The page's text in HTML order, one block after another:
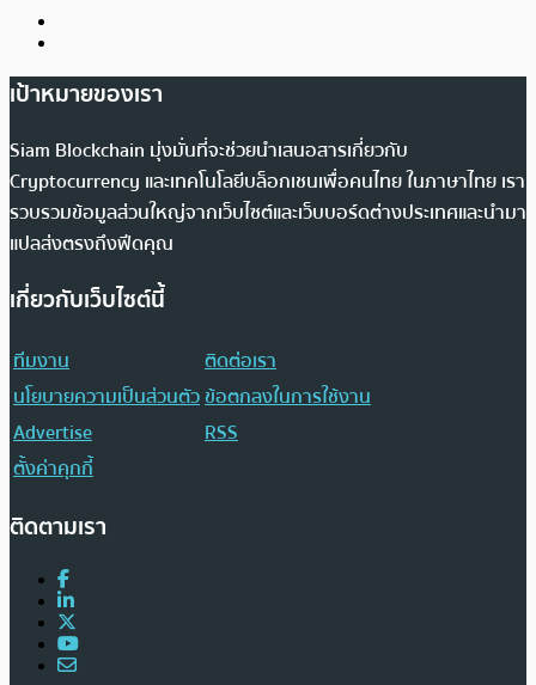
เป้าหมายของเรา
Siam Blockchain มุ่งมั่นที่จะช่วยนำเสนอสารเกี่ยวกับ
Cryptocurrency และเทคโนโลยีบล็อกเชนเพื่อคนไทย ในภาษาไทย เรา
รวบรวมข้อมูลส่วนใหญ่จากเว็บไซต์และเว็บบอร์ดต่างประเทศและนำมา
แปลส่งตรงถึงฟีดคุณ
เกี่ยวกับเว็บไซต์นี้
ทีมงาน
ติดต่อเรา
นโยบายความเป็นส่วนตัวข้อตกลงในการใช้งาน
Advertise
RSS
ตั้งค่าคุกกี้
ติดตามเรา